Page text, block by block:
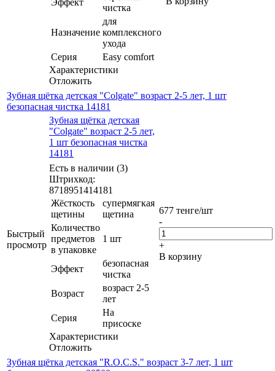
чистка
Назначение
для
комплексного
ухода
Серия
Easy comfort
Характеристики
Отложить
Зубная щётка детская "Colgate" возраст 2-5 лет, 1 шт
безопасная чистка 14181
Быстрый
просмотр
Зубная щётка детская
"Colgate" возраст 2-5 лет,
1 шт безопасная чистка
14181
Есть в наличии (3)
Штрихкод:
8718951414181
Жёсткость
щетины
супермягкая
щетина
Количество
предметов
в упаковке
1 шт
Эффект
безопасная
чистка
Возраст
возраст 2-5
лет
Серия
На
присоске
Характеристики
Отложить
677 тенге/шт
-
+
В корзину
Зубная щётка детская "R.O.C.S." возраст 3-7 лет, 1 шт